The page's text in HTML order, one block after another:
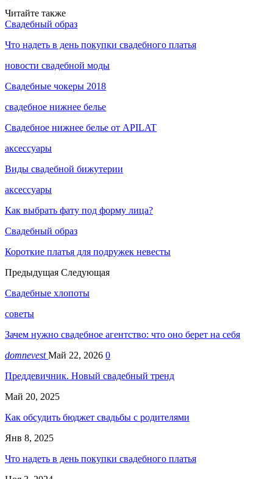
Читайте также
Свадебный образ
Что надеть в день покупки свадебного платья
новости свадебной моды
Свадебные чокеры 2018
свадебное нижнее белье
Свадебное нижнее белье от APILAT
аксессуары
Виды свадебной бижутерии
аксессуары
Как выбрать фату под форму лица?
Свадебный образ
Короткие платья для подружек невесты
Предыдущая Следующая
Свадебные хлопоты
советы
Зачем нужно свадебное агентство: что оно берет на себя
domnevestМай 22, 2026 0
Преддевичник. Новый свадебный тренд
Май 20, 2025
Как обсудить бюджет свадьбы с родителями
Янв 8, 2025
Что надеть в день покупки свадебного платья